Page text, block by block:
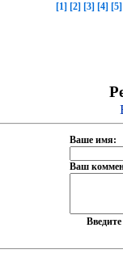
[1] [2] [3] [4] [5]
Ваше имя:
Ваш